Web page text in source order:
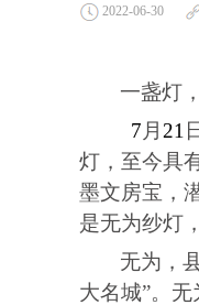
2022-06-30
一盏灯
7 月 21
灯，至今具
墨文房宝，
是无为纱灯
无为，
大名城”。无